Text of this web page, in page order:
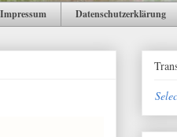
Impressum Datenschutzerklärung